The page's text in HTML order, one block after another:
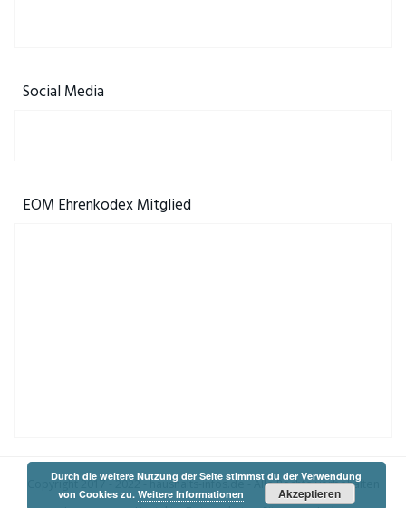
Social Media
EOM Ehrenkodex Mitglied
Copyright 2017 - 2022 -haushalts-infos.de- Alle Rechte vorbehalten
Durch die weitere Nutzung der Seite stimmst du der Verwendung
von Cookies zu. Weitere Informationen Akzeptieren